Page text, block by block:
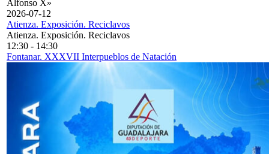
Alfonso X»
2026-07-12
Atienza. Exposición. Reciclavos
Atienza. Exposición. Reciclavos
12:30 - 14:30
Fontanar. XXXVII Interpueblos de Natación